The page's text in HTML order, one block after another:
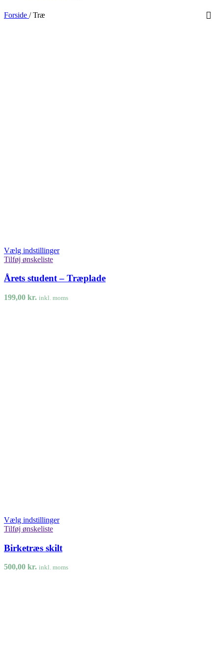
Forside / Træ
Vælg indstillinger
Tilføj ønskeliste
Årets student – Træplade
199,00 kr. inkl. moms
Vælg indstillinger
Tilføj ønskeliste
Birketræs skilt
500,00 kr. inkl. moms